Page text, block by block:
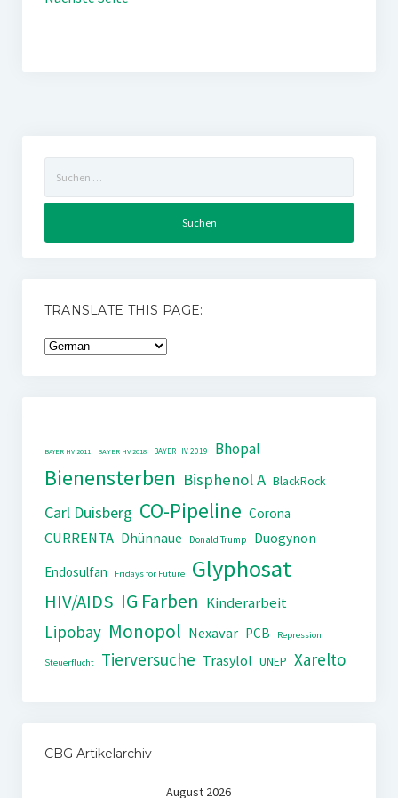
nach:
TRANSLATE THIS PAGE:
BAYER HV 2011 BAYER HV 2018 BAYER HV 2019 Bhopal
Bienensterben Bisphenol A BlackRock
Carl Duisberg CO-Pipeline Corona
CURRENTA Dhünnaue Donald Trump
Duogynon
Endosulfan
Fridays for Future Glyphosat
HIV/AIDS IG Farben Kinderarbeit
Lipobay Monopol Nexavar PCB Repression
Steuerflucht Tierversuche Trasylol UNEP Xarelto
CBG Artikelarchiv
August 2026